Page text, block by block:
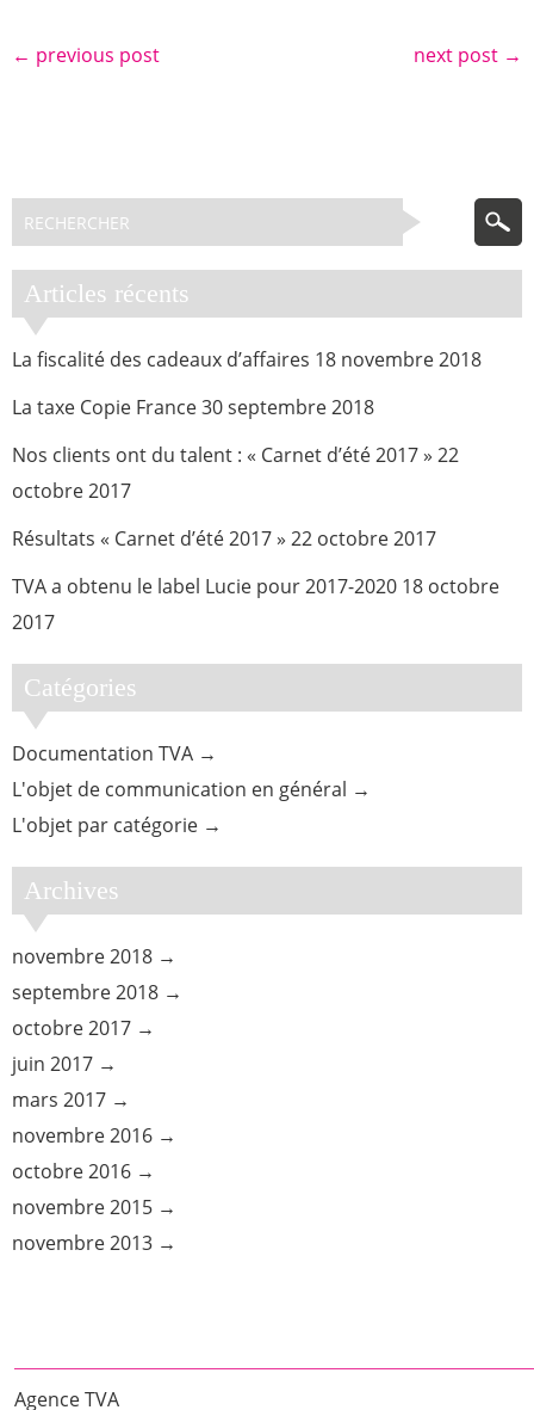
← previous post next post →
Articles récents
La fiscalité des cadeaux d’affaires 18 novembre 2018
La taxe Copie France30 septembre 2018
Nos clients ont du talent : « Carnet d’été 2017 » 22
octobre 2017
Résultats « Carnet d’été 2017 » 22 octobre 2017
TVA a obtenu le label Lucie pour 2017-2020 18 octobre
2017
Catégories
Documentation TVA
L'objet de communication en général
L'objet par catégorie
Archives
novembre 2018
septembre 2018
octobre 2017
juin 2017
mars 2017
novembre 2016
octobre 2016
novembre 2015
novembre 2013
Agence TVA